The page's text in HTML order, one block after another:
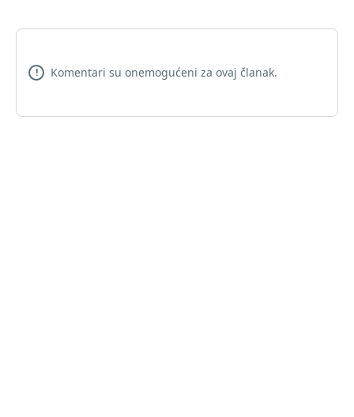
! Komentari su onemogućeni za ovaj članak.